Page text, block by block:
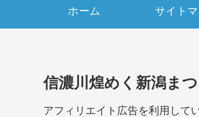
ホーム サイト
信濃川煌めく新潟ま
アフィリエイト広告を利用して